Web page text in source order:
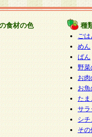
食材の色 種
ごは
めん
ぱん
野菜
お
お
た
サラ
シ
そ